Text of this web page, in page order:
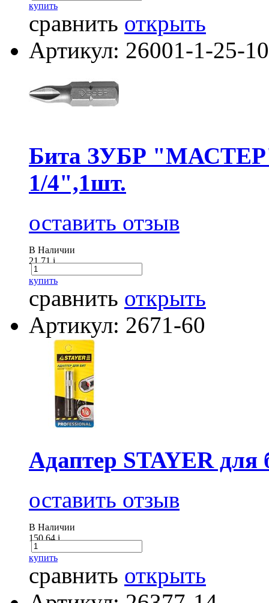
купить
сравнить открыть
Артикул: 26001-1-25-10
Бита ЗУБР
1/4",1шт.
оставить отзыв
В Наличии
21.71i
купить
сравнить открыть
Артикул: 2671-60
Адаптер STAYER для
оставить отзыв
В Наличии
150.64i
купить
сравнить открыть